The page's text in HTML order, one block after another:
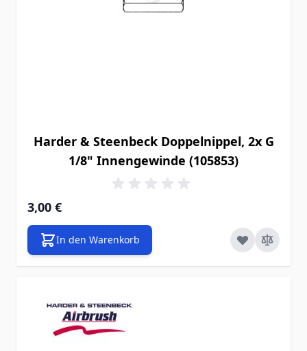
Harder & Steenbeck Doppelnippel, 2x G
1/8" Innengewinde (105853)
3,00 €
In den Warenkorb